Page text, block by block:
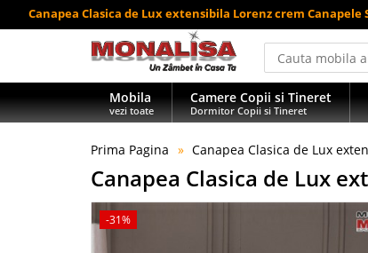
Canapea Clasica de Lux extensibila Lorenz crem Canapele
Mobila
vezi toate
Camere Copii si Tineret
Dormitor Copii si Tineret
Prima Pagina Canapea Clasica de Lux
Canapea Clasica de Lux
-31%